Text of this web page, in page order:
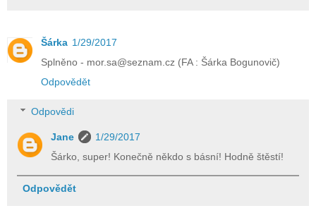
Šárka 1/29/2017
Splněno - mor.sa@seznam.cz (FA : Šárka Bogunovič)
Odpovědět
Odpovědi
Jane
1/29/2017
Šárko, super! Konečně někdo s básní! Hodně štěstí!
Odpovědět